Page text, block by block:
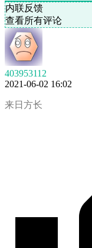
内联反馈
查看所有评论
403953112
2021-06-02 16:02
来日方长